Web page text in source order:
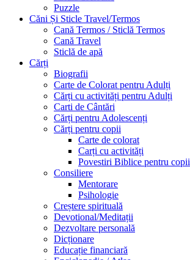
Puzzle
Căni Și Sticle Travel/Termos
Cană Termos / Sticlă Termos
Cană Travel
Sticlă de apă
Cărți
Biografii
Carte de Colorat pentru Adulți
Cărți cu activități pentru Adulți
Carti de Cântări
Cărți pentru Adolescenți
Cărți pentru copii
Carte de colorat
Carți cu activități
Povestiri Biblice pentru copii
Consiliere
Mentorare
Psihologie
Creștere spirituală
Devotional/Meditații
Dezvoltare personală
Dicționare
Educație financiară